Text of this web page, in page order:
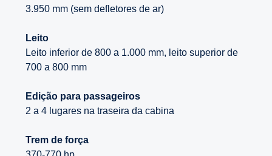
3.950 mm (sem defletores de ar)
Leito
Leito inferior de 800 a 1.000 mm, leito superior de
700 a 800 mm
Edição para passageiros
2 a 4 lugares na traseira da cabina
Trem de força